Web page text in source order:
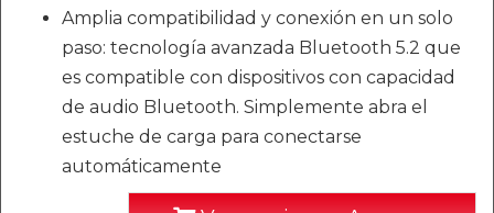
Amplia compatibilidad y conexión en un solo
paso: tecnología avanzada Bluetooth 5.2 que
es compatible con dispositivos con capacidad
de audio Bluetooth. Simplemente abra el
estuche de carga para conectarse
automáticamente